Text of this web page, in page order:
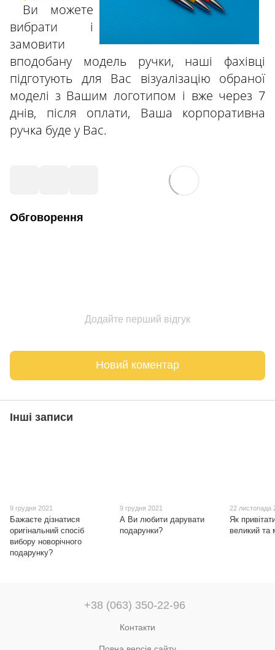
Ви можете
вибрати і
замовити
вподобану модель ручки, наші фахівці
підготують для Вас візуалізацію обраної
моделі з Вашим логотипом і вже через 7
днів, після оплати, Ваша корпоративна
ручка буде у Вас.
Обговорення
Додайте перший відгук
Новий коментар
Інші записи
9 грудня 2021
Бажаєте дізнатися
оригінальний спосіб
вибору новорічного
подарунку?
9 грудня 2021
А Ви любити дарувати
подарунки?
22 листопада
Як
великий та
+38 (063) 350-22-96
Контакти